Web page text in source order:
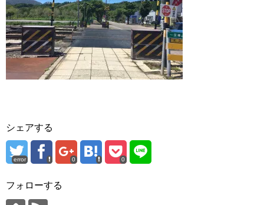
シェアする
error 0 0
フォローする